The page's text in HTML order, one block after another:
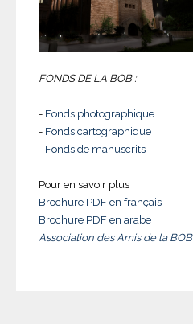
FONDS DE LA BOB :
- Fonds photographique
- Fonds cartographique
- Fonds de manuscrits
Pour en savoir plus :
Brochure PDF en français
Brochure PDF en arabe
Association des Amis de la BOB